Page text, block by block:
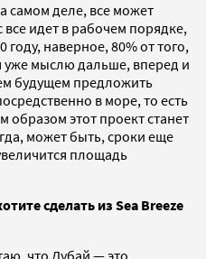
самом деле, все может
идет в рабочем порядке,
году, наверное, 80% от того,
уже мыслю дальше, вперед и
будущем предложить
в море, то есть
образом этот проект станет
может быть, сроки еще
площадь
сделать из Sea Breeze